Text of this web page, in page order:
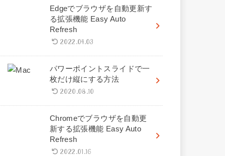
Edgeでブラウザを自動更新す
る拡張機能 Easy Auto
Refresh
2022.04.03
パワーポイントスライドで一
枚だけ縦にする方法
2020.08.10
Chromeでブラウザを自動更
新する拡張機能 Easy Auto
Refresh
2022.01.16